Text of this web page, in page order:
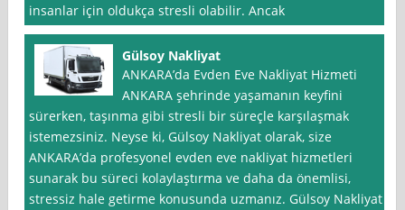
insanlar için oldukça stresli olabilir. Ancak
Gülsoy Nakliyat
ANKARA’da Evden Eve Nakliyat Hizmeti
ANKARA şehrinde yaşamanın keyfini
sürerken, taşınma gibi stresli bir süreçle karşılaşmak
istemezsiniz. Neyse ki, Gülsoy Nakliyat olarak, size
ANKARA’da profesyonel evden eve nakliyat hizmetleri
sunarak bu süreci kolaylaştırma ve daha da önemlisi,
stressiz hale getirme konusunda uzmanız. Gülsoy Nakliyat